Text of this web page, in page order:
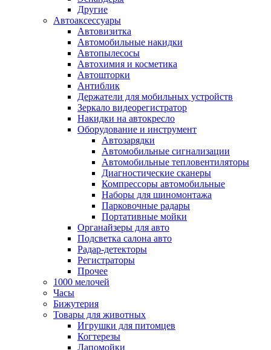
Другие
Автоаксессуары
Автовизитка
Автомобильные накидки
Автопылесосы
Автохимия и косметика
Автошторки
Антиблик
Держатели для мобильных устройств
Зеркало видеорегистратор
Накидки на автокресло
Оборудование и инструмент
Автозарядки
Автомобильные сигнализации
Автомобильные тепловентиляторы
Диагностические сканеры
Компрессоры автомобильные
Наборы для шиномонтажа
Парковочные радары
Портативные мойки
Органайзеры для авто
Подсветка салона авто
Радар-детекторы
Регистраторы
Прочее
1000 мелочей
Часы
Бижутерия
Товары для животных
Игрушки для питомцев
Когтерезы
Лапомойки